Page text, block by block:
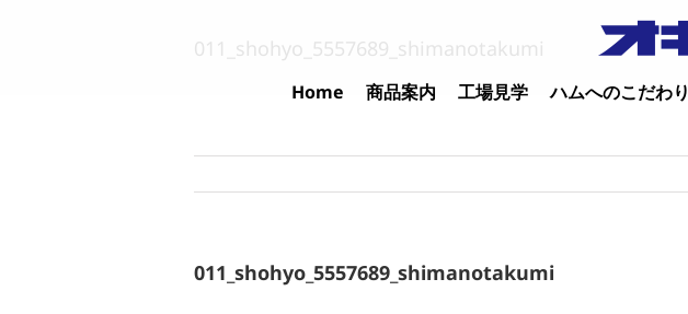
Home 商品案内 工場見学 ハムへのこだわり
011_shohyo_5557689_shimanotakumi
011_shohyo_5557689_shimanotakumi